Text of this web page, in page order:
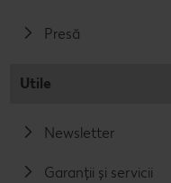
Presă
Utile
Newsletter
Garanții și servicii